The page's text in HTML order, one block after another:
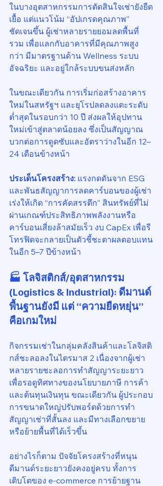
ในบางอุตสาหกรรมการตัดสินใจเช่ายังยืด
เยื้อ แต่แนวโน้ม “อัปเกรดคุณภาพ”
ชัดเจนขึ้น ผู้เช่าหลายรายยอมลดพื้นที่
รวม เพื่อแลกกับอาคารที่มีคุณภาพสูง
กว่า มีมาตรฐานด้าน Wellness ระบบ
อัจฉริยะ และอยู่ใกล้ระบบขนส่งหลัก
ในขณะเดียวกัน การเริ่มก่อสร้างอาคาร
ใหม่ในสหรัฐฯ และยุโรปลดลงแตะระดับ
ต่ำสุดในรอบกว่า 10 ปี ส่งผลให้อุปทาน
ใหม่เข้าสู่ตลาดน้อยลง ซึ่งเป็นสัญญาณ
บวกต่อการดูดซับและอัตราว่างในอีก 12–
24 เดือนข้างหน้า
ประเด็นโครงสร้าง: แรงกดดันจาก ESG
และพันธสัญญาการลดคาร์บอนของผู้เช่า
เร่งให้เกิด “การคัดสรรตึก” สินทรัพย์ที่ไม่
ผ่านเกณฑ์ประสิทธิภาพพลังงานหรือ
คาร์บอนเสี่ยงล้าสมัยเร็ว งบ CapEx เพื่อรี
โทรฟิตจะกลายเป็นตัวชี้ชะตาผลตอบแทน
ในอีก 5–7 ปีข้างหน้า
🏭 โลจิสติกส์/อุตสาหกรรม
(Logistics & Industrial): ดีมานด์
พื้นฐานยังมี แต่ “ความยืดหยุ่น”
คือเกมใหม่
กิจกรรมเช่าในกลุ่มคลังสินค้าและโลจิสติ
กส์ชะลอลงในไตรมาส 2 เนื่องจากผู้เช่า
หลายรายชะลอการทำสัญญาระยะยาว
เพื่อรอดูทิศทางของนโยบายภาษี การค้า
และต้นทุนเงินทุน ขณะเดียวกัน ผู้ประกอบ
การขนาดใหญ่ปรับพอร์ตด้วยการทำ
สัญญาเช่าที่สั้นลง และมีทางเลือกขยาย
หรือย้ายพื้นที่ได้เร็วขึ้น
อย่างไรก็ตาม ปัจจัยโครงสร้างที่หนุน
ดีมานด์ระยะยาวยังคงอยู่ครบ ทั้งการ
เติบโตของ e-commerce การย้ายฐาน